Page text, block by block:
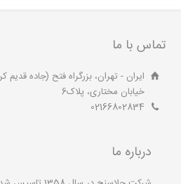
تماس با ما
خیابان مختاری، پلاک6
02166802834
درباره ما